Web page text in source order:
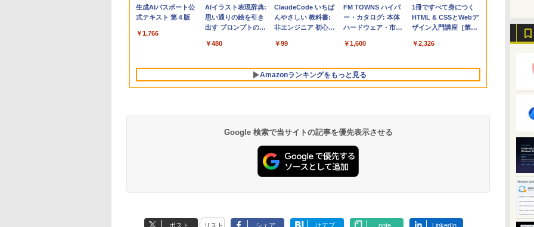
Apple 2026
MacBook Neo A18
ンチノートブック：
Retinaディスプレ
512GB SSD、1080p
tomtoc 360°保護
15.6 16インチ パソコ
ンケース Dell NEC
dynabook Lenovo
￥2,952
Apple 2026
MacBook Air M5チ
ップ搭載13インチノ
Apple Intelligence、
Retinaディスプレ
イ、24GBユニファイ
ドメモリ、1TB
イト + 3年延長
AppleCare+ for 13イ
ンチMacBook
Air(M5)|ダウンロー
ド版
￥347,600
【Amazon.co.jp限
定】 HP ノートパソ
コン 15-fd 15.6イン
512GB SSD インテ
￥129,800
FMV ノートパソコン
WE1-K3 (MS 365
Personal/Copilotキー
型/Core i5/16GB/SSD
FMVWK3E15W_AZ
￥120,000
Robloxギフトカード
- 800 Robux 【限定
を含む】 【オンライ
インコード版
Robloxギフトカード
- 2,000 Robux 【限
定バーチャルアイテ
インゲームコード】
ラインコード版
￥3,200
Microsoft Office
Home & Business
2024(最新 永続版)|オ
版|Windows11、
￥39,582
Robloxギフトカード
- 1000 Robux 【限定
バーチャルアイテム
ンゲームコード】 ロ
ンコード版
￥1,600
Microsoft Office
Home 2024(最新 永続
版)|オンラインコード
10/mac対応|PC2台
￥37,224
生成AIパスポート公
式テキスト 第４版
￥1,766
AIイラスト表現辞典:
思い通りの絵を引き
出す プロンプトの言
ズ (はぴーイラスト
￥480
ClaudeCode いちば
んやさしい 教科書:
非エンジニア 初心者
マニュアル AI副業に
もKindle出版にも！
非エンジニアのため
のAIコーディング入
￥99
FM TOWNS ハイパ
ー・カタログ: 本体
ハードウェア・市販
フェクトリストと最
￥1,600
1冊ですべて身につく
HTML & CSSとWebデ
ザイン入門講座［第2
￥2,326
Amazonランキングをもっと見る
7インチディスプレ
ない、大きな画面で
ション (32GB) 7イン
トレージ、防水、7イ
インチカラーディスプ
Google 検索で当サイトの記事を優先表示させる
ポスト リスト シェア はてブ note LinkedIn